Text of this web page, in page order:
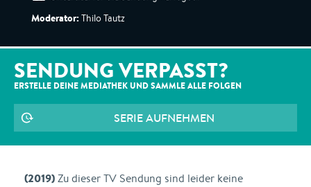
Moderator: Thilo Tautz
SENDUNG VERPASST?
ERSTELLE DEINE MEDIATHEK UND SAMMLE ALLE FOLGEN
SERIE AUFNEHMEN
(2019)Zu dieser TV Sendung sind leider keine